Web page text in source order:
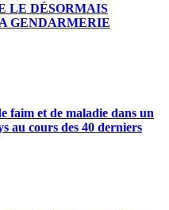
LE DÉSORMAIS
GENDARMERIE
faim et de maladie dans un
au cours des 40 derniers